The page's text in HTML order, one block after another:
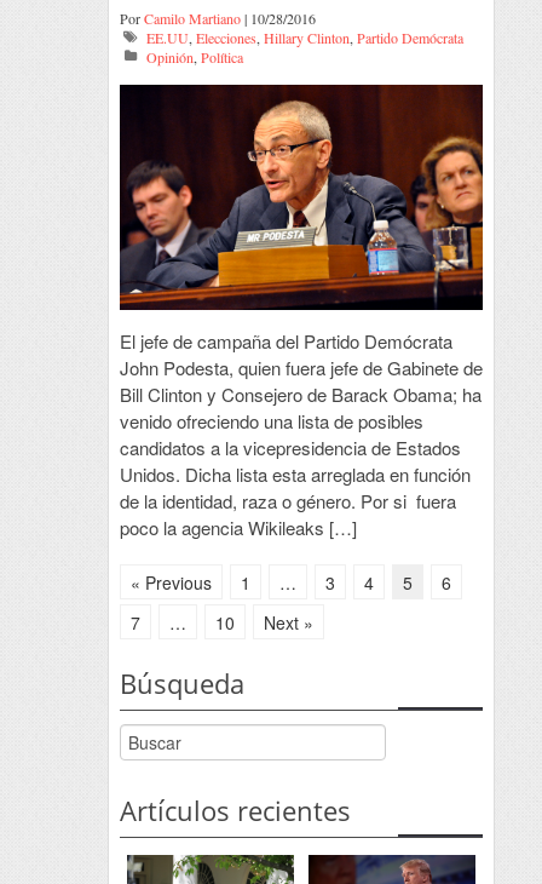
PorCamilo Martiano| 10/28/2016
EE.UU, Elecciones, Hillary Clinton, Partido Demócrata
Opinión, Política
El jefe de campaña del Partido Demócrata
John Podesta, quien fuera jefe de Gabinete de
Bill Clinton y Consejero de Barack Obama; ha
venido ofreciendo una lista de posibles
candidatos a la vicepresidencia de Estados
Unidos. Dicha lista esta arreglada en función
de la identidad, raza o género. Por si fuera
poco la agencia Wikileaks […]
« Previous 1 … 3 4 5
6
7
… 10 Next »
Búsqueda
Artículos recientes